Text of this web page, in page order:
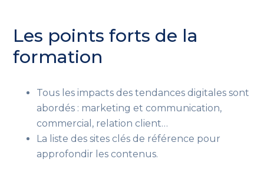
Les points forts de la
formation
Tous les impacts des tendances digitales sont
abordés : marketing et communication,
commercial, relation client…
La liste des sites clés de référence pour
approfondir les contenus.